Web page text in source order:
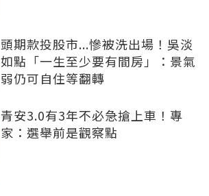
頭期款投股市...慘被洗出場！吳淡
如點「一生至少要有間房」：景氣
弱仍可自住等翻轉
青安3.0有3年不必急搶上車！專
家：選舉前是觀察點